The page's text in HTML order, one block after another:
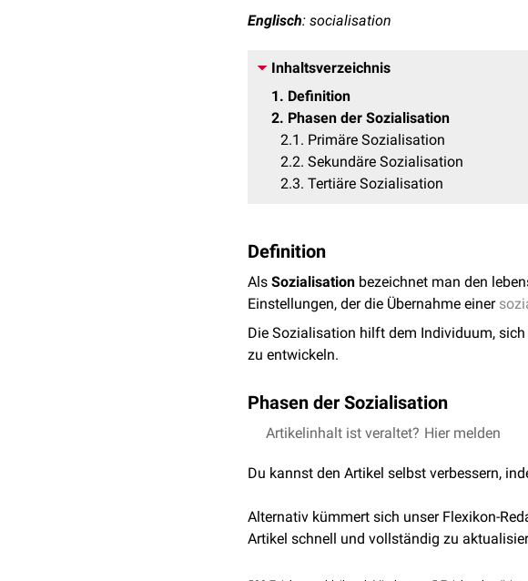
Englisch: socialisation
Inhaltsverzeichnis
1
Definition
2 Phasen der Sozialisation
2.1
Primäre Sozialisation
2.2 Sekundäre Sozialisation
2.3 Tertiäre Sozialisation
Definition
Als Sozialisation bezeichnet man den
Einstellungen, der die Übernahme einer
Die Sozialisation hilft dem Individuum,
zu entwickeln.
Phasen der Sozialisation
Sozialisation findet in verschiedenen
Ausbildungszeiten umfassende
Primäre Sozialisation
Artikelinhalt ist veraltet? Hier melden
Du kannst den Artikel selbst verbessern,
Alternativ kümmert sich unser Flexikon-
Artikel schnell und vollständig zu